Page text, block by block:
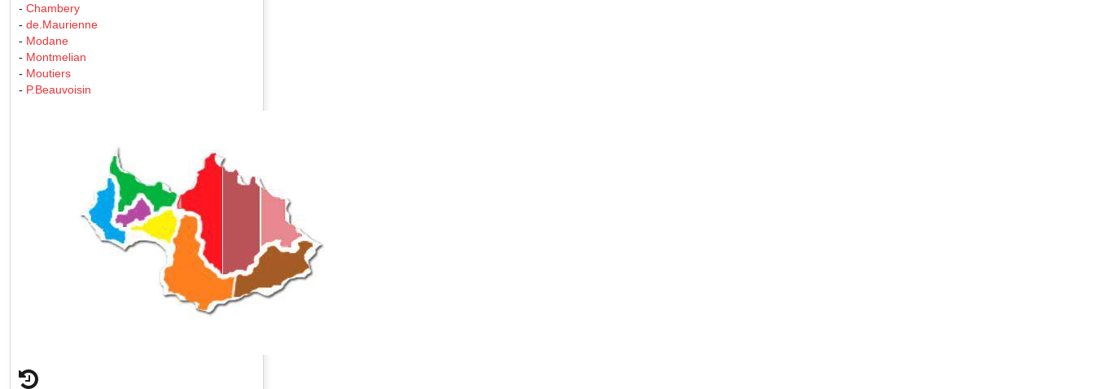
- Chambery
- de.Maurienne
- Modane
- Montmelian
- Moutiers
- P.Beauvoisin